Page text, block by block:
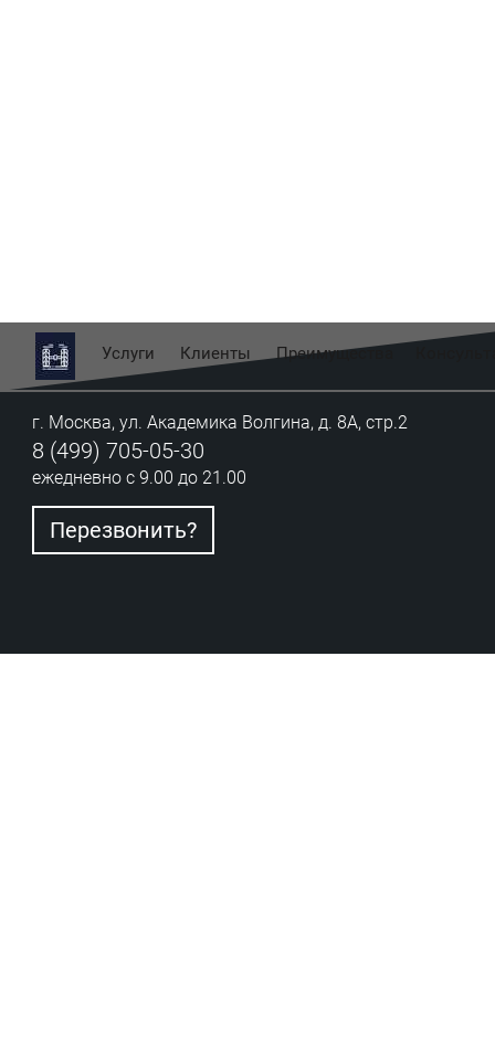
г. Москва, ул. Академика Волгина, д. 8А, стр.2
8 (499) 705-05-30
ежедневно с 9.00 до 21.00
Перезвонить?
Услуги Клиенты Преимущества